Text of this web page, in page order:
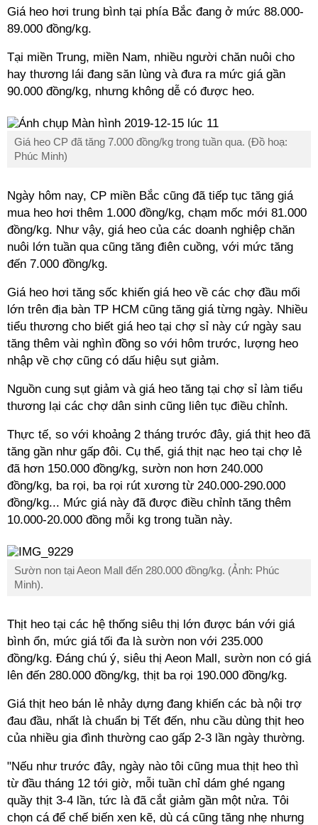
Giá heo hơi trung bình tại phía Bắc đang ở mức 88.000-
89.000 đồng/kg.
Tại miền Trung, miền Nam, nhiều người chăn nuôi cho
hay thương lái đang săn lùng và đưa ra mức giá gần
90.000 đồng/kg, nhưng không dễ có được heo.
Giá heo CP đã tăng 7.000 đồng/kg trong tuần qua. (Đồ hoạ:
Phúc Minh)
Ngày hôm nay, CP miền Bắc cũng đã tiếp tục tăng giá
mua heo hơi thêm 1.000 đồng/kg, chạm mốc mới 81.000
đồng/kg. Như vậy, giá heo của các doanh nghiệp chăn
nuôi lớn tuần qua cũng tăng điên cuồng, với mức tăng
đến 7.000 đồng/kg.
Giá heo hơi tăng sốc khiến giá heo về các chợ đầu mối
lớn trên địa bàn TP HCM cũng tăng giá từng ngày. Nhiều
tiểu thương cho biết giá heo tại chợ sỉ này cứ ngày sau
tăng thêm vài nghìn đồng so với hôm trước, lượng heo
nhập về chợ cũng có dấu hiệu sụt giảm.
Nguồn cung sụt giảm và giá heo tăng tại chợ sỉ làm tiểu
thương lại các chợ dân sinh cũng liên tục điều chỉnh.
Thực tế, so với khoảng 2 tháng trước đây, giá thịt heo đã
tăng gần như gấp đôi. Cụ thể, giá thịt nạc heo tại chợ lẻ
đã hơn 150.000 đồng/kg, sườn non hơn 240.000
đồng/kg, ba rọi, ba rọi rút xương từ 240.000-290.000
đồng/kg... Mức giá này đã được điều chỉnh tăng thêm
10.000-20.000 đồng mỗi kg trong tuần này.
Sườn non tại Aeon Mall đến 280.000 đồng/kg. (Ảnh: Phúc
Minh).
Thịt heo tại các hệ thống siêu thị lớn được bán với giá
bình ổn, mức giá tối đa là sườn non với 235.000
đồng/kg. Đáng chú ý, siêu thị Aeon Mall, sườn non có giá
lên đến 280.000 đồng/kg, thịt ba rọi 190.000 đồng/kg.
Giá thịt heo bán lẻ nhảy dựng đang khiến các bà nội trợ
đau đầu, nhất là chuẩn bị Tết đến, nhu cầu dùng thịt heo
của nhiều gia đình thường cao gấp 2-3 lần ngày thường.
"Nếu như trước đây, ngày nào tôi cũng mua thịt heo thì
từ đầu tháng 12 tới giờ, mỗi tuần chỉ dám ghé ngang
quầy thịt 3-4 lần, tức là đã cắt giảm gần một nửa. Tôi
chọn cá để chế biến xen kẽ, dù cá cũng tăng nhẹ nhưng